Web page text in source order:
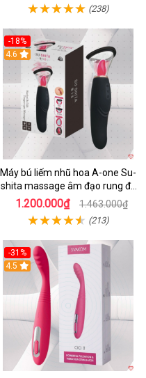
(238)
-18%
4.6
Máy bú liếm nhũ hoa A-one Su-
shita massage âm đạo rung đa
chế độ
1.200.000₫ 1.463.000₫
(213)
-31%
4.5